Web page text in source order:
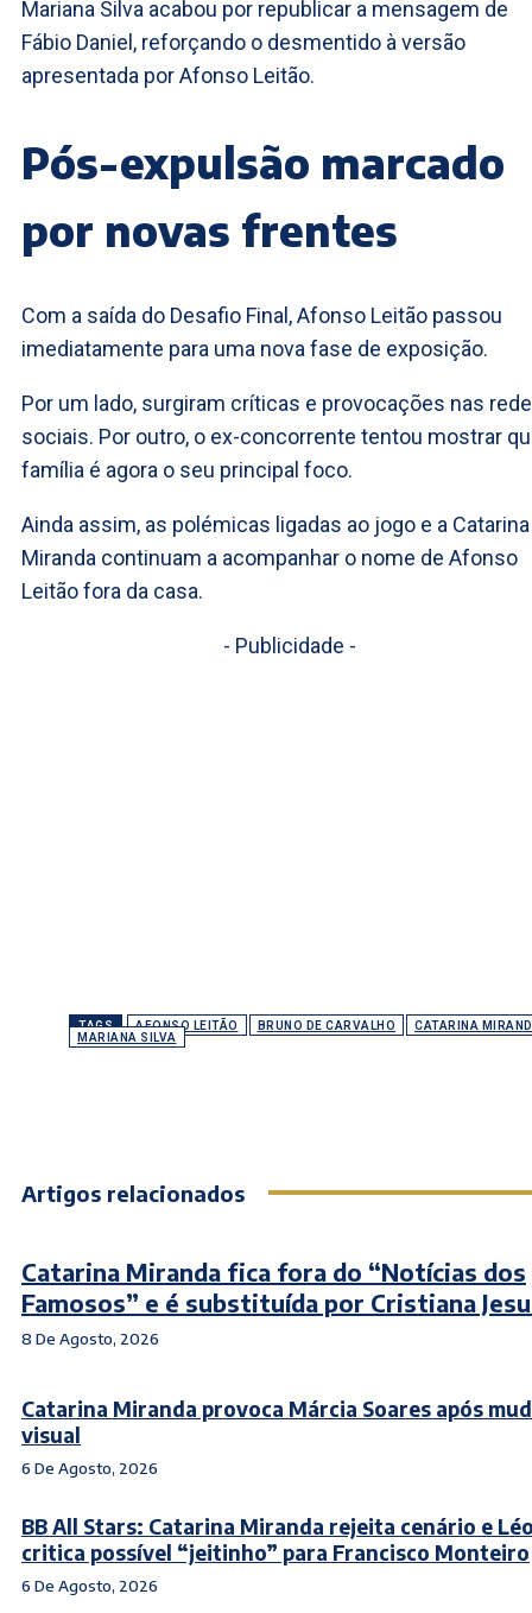
Mariana Silva acabou por republicar a mensagem de
Fábio Daniel, reforçando o desmentido à versão
apresentada por Afonso Leitão.
Pós-expulsão marcado
por novas frentes
Com a saída do Desafio Final, Afonso Leitão passou
imediatamente para uma nova fase de exposição.
Por um lado, surgiram críticas e provocações nas
sociais. Por outro, o ex-concorrente tentou mostrar
família é agora o seu principal foco.
Ainda assim, as polémicas ligadas ao jogo e a Catarina
Miranda continuam a acompanhar o nome de Afonso
Leitão fora da casa.
- Publicidade -
TAGS AFONSO LEITÃO BRUNO DE CARVALHO
CATARINA
MARIANA SILVA
Artigos relacionados
Catarina Miranda fica fora do “Notícias dos
Famosos” e é substituída por Cristiana
8 De Agosto, 2026
Catarina Miranda provoca Márcia Soares após
visual
6 De Agosto, 2026
BB All Stars: Catarina Miranda rejeita cenário e
critica possível “jeitinho” para Francisco Monteiro
6 De Agosto, 2026